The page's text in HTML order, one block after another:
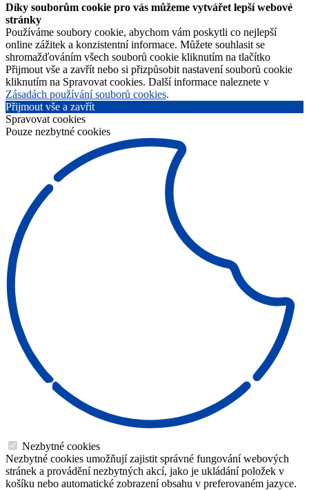
Díky souborům cookie pro vás můžeme vytvářet lepší webové
stránky
Používáme soubory cookie, abychom vám poskytli co nejlepší
online zážitek a konzistentní informace. Můžete souhlasit se
shromažďováním všech souborů cookie kliknutím na tlačítko
Přijmout vše a zavřít nebo si přizpůsobit nastavení souborů cookie
kliknutím na Spravovat cookies. Další informace naleznete v
Zásadách používání souborů cookies.
Přijmout vše a zavřít
Spravovat cookies
Pouze nezbytné cookies
Nezbytné cookies
Nezbytné cookies umožňují zajistit správné fungování webových
stránek a provádění nezbytných akcí, jako je ukládání položek v
košíku nebo automatické zobrazení obsahu v preferovaném jazyce.